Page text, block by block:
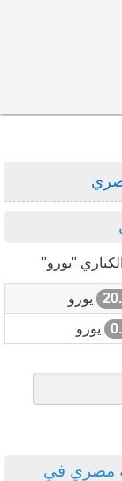
"يورو"
يورو
يورو
مصري في